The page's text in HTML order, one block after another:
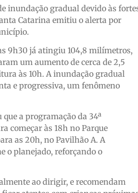
inundação gradual devido às
Catarina emitiu o alerta por
9h30 já atingiu 104,8 milímetros,
um aumento de cerca de 2,5
às 10h. A inundação gradual
e progressiva, um fenômeno
a programação da 34ª
começar às 18h no Parque
as 20h, no Pavilhão A. A
o planejado, reforçando o
ao dirigir, e recomendam